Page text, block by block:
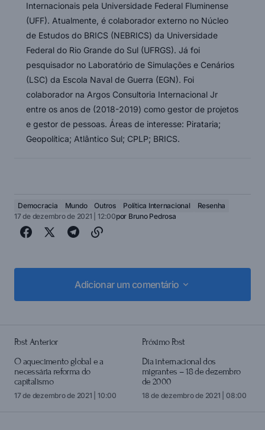
Internacionais pela Universidade Federal Fluminense
(UFF). Atualmente, é colaborador externo no Núcleo
de Estudos do BRICS (NEBRICS) da Universidade
Federal do Rio Grande do Sul (UFRGS). Já foi
pesquisador no Laboratório de Simulações e Cenários
(LSC) da Escola Naval de Guerra (EGN). Foi
colaborador na Argos Consultoria Internacional Jr
entre os anos de (2018-2019) como gestor de projetos
e gestor de pessoas. Áreas de interesse: Pirataria;
Geopolítica; Atlântico Sul; CPLP; BRICS.
Democracia Mundo Outros Política Internacional
Resenha
17 de dezembro de 2021 | 12:00por Bruno Pedrosa
Adicionar um comentário
Adicionar um comentário
Post Anterior
O aquecimento global e a
necessária reforma do
capitalismo
17 de dezembro de 2021 | 10:00
Próximo Post
Dia internacional dos
migrantes – 18 de dezembro
de 2000
18 de dezembro de 2021 | 08:00